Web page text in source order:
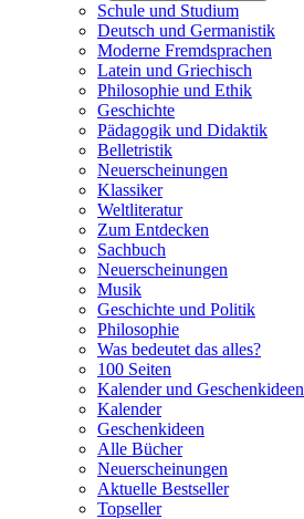
Schule und Studium
Deutsch und Germanistik
Moderne Fremdsprachen
Latein und Griechisch
Philosophie und Ethik
Geschichte
Pädagogik und Didaktik
Belletristik
Neuerscheinungen
Klassiker
Weltliteratur
Zum Entdecken
Sachbuch
Neuerscheinungen
Musik
Geschichte und Politik
Philosophie
Was bedeutet das alles?
100 Seiten
Kalender und Geschenkideen
Kalender
Geschenkideen
Alle Bücher
Neuerscheinungen
Aktuelle Bestseller
Topseller